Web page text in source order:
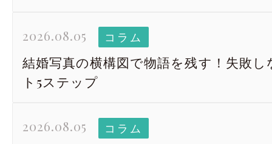
2026.08.05 コラム
結婚写真の横構図で物語を残す！失敗
ト5ステップ
2026.08.05 コラム